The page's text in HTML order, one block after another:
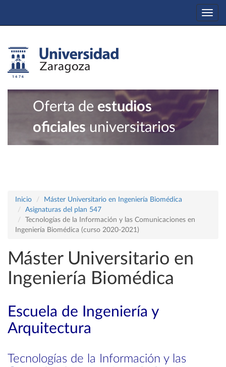
Oferta de estudios
oficiales universitarios
Inicio
Máster Universitario en Ingeniería Biomédica
Asignaturas del plan 547
Tecnologías de la Información y las Comunicaciones en
Ingeniería Biomédica (curso 2020-2021)
Máster Universitario en
Ingeniería Biomédica
Escuela de Ingeniería y
Arquitectura
Tecnologías de la Información y las